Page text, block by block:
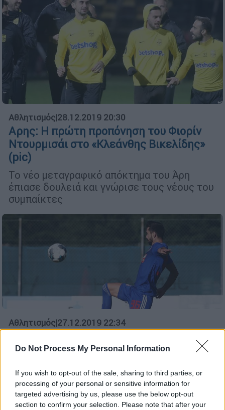
Do Not Process My Personal Information
If you wish to opt-out of the sale, sharing to third parties, or
processing of your personal or sensitive information for
targeted advertising by us, please use the below opt-out
section to confirm your selection. Please note that after your
Αθλητισμός|28.12.2019 20:30
Αρης: Η πρώτη προπόνηση του Φιορίν
Ντουρμισάι στο «Κλεάνθης Βικελίδης»
(pic)
Το νέο μεταγραφικό απόκτημα του Άρη
έπιασε δουλειά και γνώρισε τους νέους του
συμπαίκτες
Αθλητισμός|27.12.2019 22:34
αγορά του Ντουρμισάι
Ο 23χρονος επιθετικός θα συνεχίσει την
καριέρα του στους «κίτρινους»